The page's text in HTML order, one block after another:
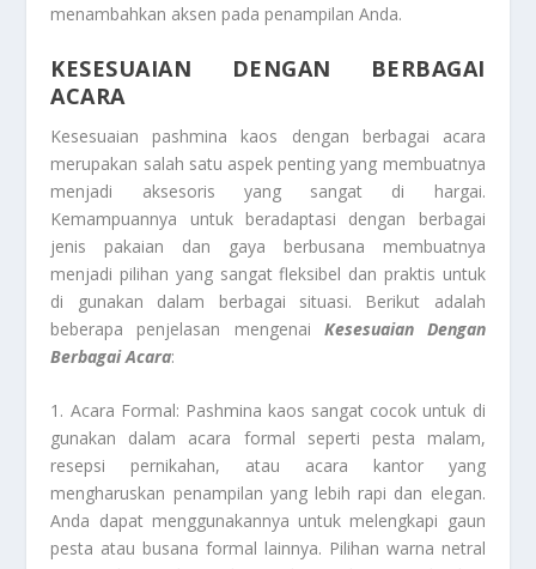
menambahkan aksen pada penampilan Anda.
KESESUAIAN DENGAN BERBAGAI
ACARA
Kesesuaian pashmina kaos dengan berbagai acara
merupakan salah satu aspek penting yang membuatnya
menjadi aksesoris yang sangat di hargai.
Kemampuannya untuk beradaptasi dengan berbagai
jenis pakaian dan gaya berbusana membuatnya
menjadi pilihan yang sangat fleksibel dan praktis untuk
di gunakan dalam berbagai situasi. Berikut adalah
beberapa penjelasan mengenai Kesesuaian Dengan
Berbagai Acara:
1. Acara Formal: Pashmina kaos sangat cocok untuk di
gunakan dalam acara formal seperti pesta malam,
resepsi pernikahan, atau acara kantor yang
mengharuskan penampilan yang lebih rapi dan elegan.
Anda dapat menggunakannya untuk melengkapi gaun
pesta atau busana formal lainnya. Pilihan warna netral